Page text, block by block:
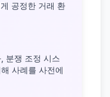
공정한 거래 환
분쟁 조정 시스
사례를 사전에